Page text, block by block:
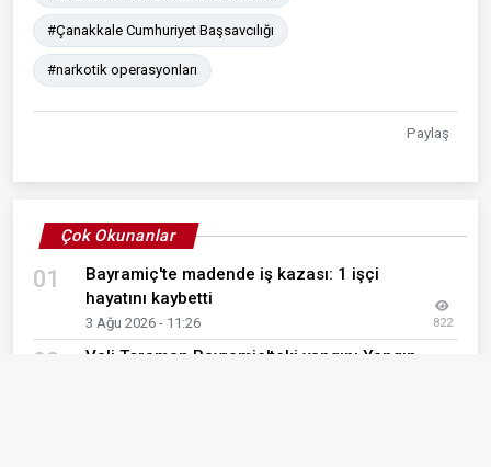
#Çanakkale Cumhuriyet Başsavcılığı
#narkotik operasyonları
Paylaş
Çok Okunanlar
01
Bayramiç'te madende iş kazası: 1 işçi
hayatını kaybetti
3 Ağu 2026 - 11:26 822
02
Vali Toraman Bayramiç'teki yangını Yangın